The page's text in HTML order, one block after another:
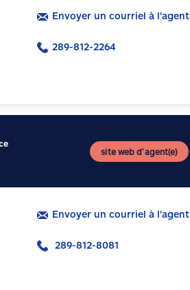
Envoyer un courriel à l'agent
289-812-2264
site web d’agent(e)
Envoyer un courriel à l'agent
289-812-8081